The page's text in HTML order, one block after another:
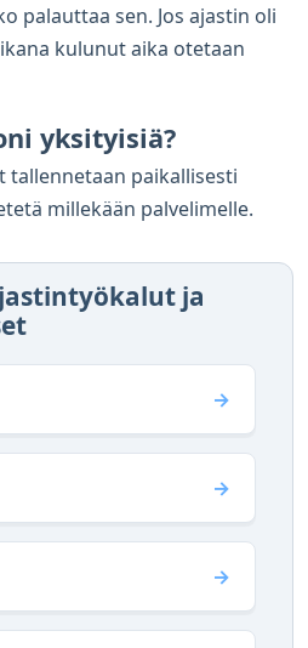
palauttaa sen. Jos ajastin oli
kulunut aika otetaan
yksityisiä?
tallennetaan paikallisesti
millekään palvelimelle.
ja